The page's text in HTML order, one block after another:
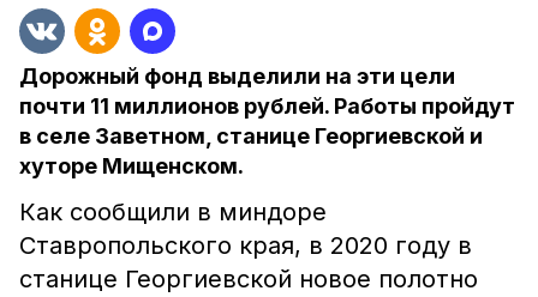
Дорожный фонд выделили на эти цели
почти 11 миллионов рублей. Работы пройдут
в селе Заветном, станице Георгиевской и
хуторе Мищенском.
Как сообщили в миндоре
Ставропольского края, в 2020 году в
станице Георгиевской новое полотно